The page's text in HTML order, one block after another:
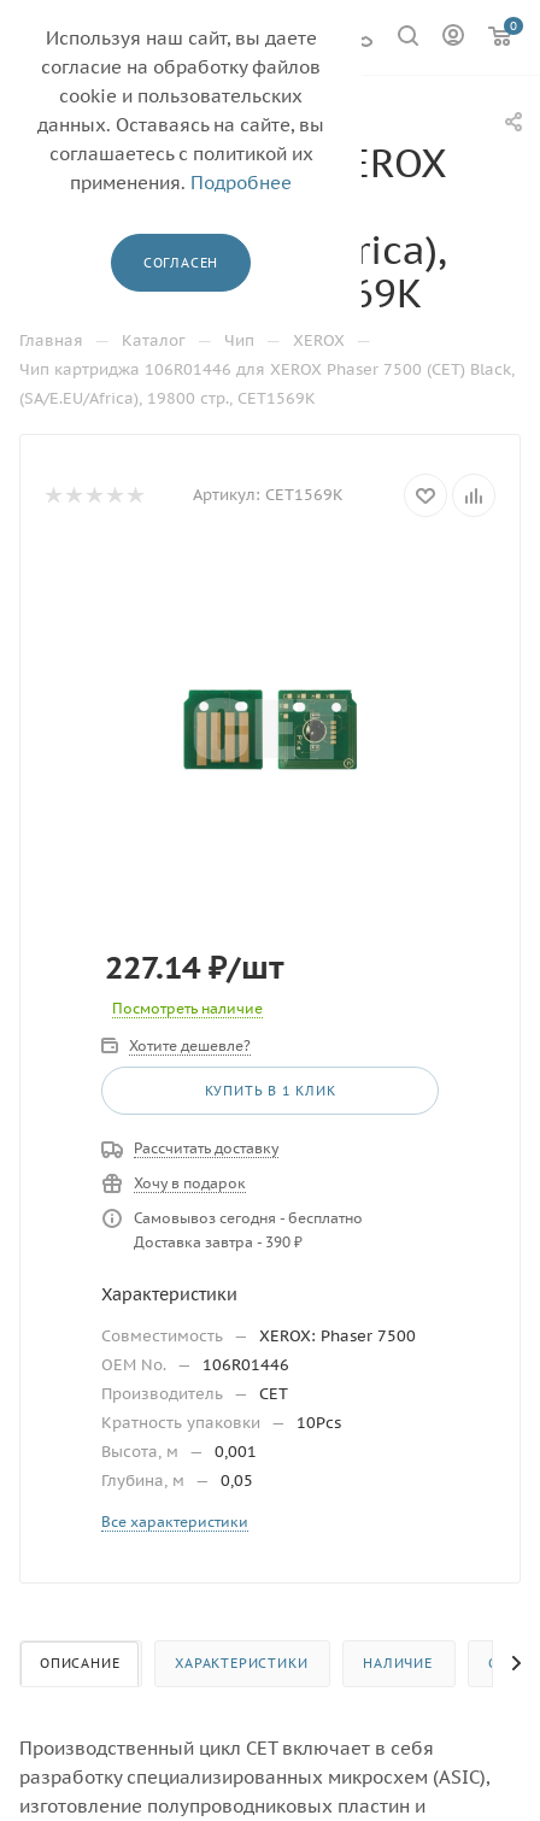
0
Чип картриджа
106R01446 для XEROX
Phaser 7500 (CET)
Black, (SA/E.EU/Africa),
19800 стр., CET1569K
Главная — Каталог — Чип — XEROX —
Чип картриджа 106R01446 для XEROX Phaser 7500 (CET) Black,
(SA/E.EU/Africa), 19800 стр., CET1569K
Артикул: CET1569K
227.14₽/шт
Посмотреть наличие
Хотите дешевле?
КУПИТЬ В 1 КЛИК
Рассчитать доставку
Хочу в подарок
Самовывоз сегодня - бесплатно
Доставка завтра - 390 ₽
Характеристики
Совместимость —
XEROX: Phaser 7500
OEM No.
—
106R01446
Производитель —
CET
Кратность упаковки
—
10Pcs
Высота, м
—
0,001
Глубина, м
— 0,05
Все характеристики
ОПИСАНИЕ ХАРАКТЕРИСТИКИ НАЛИЧИЕ
Производственный цикл CET включает в себя
разработку специализированных микросхем (ASIC),
изготовление полупроводниковых пластин и
Используя наш сайт, вы даете
согласие на обработку файлов
cookie и пользовательских
данных. Оставаясь на сайте, вы
соглашаетесь с политикой их
применения. Подробнее
СОГЛАСЕН